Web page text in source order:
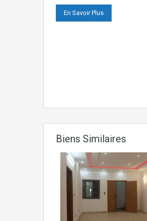
En Savoir Plus
Biens Similaires